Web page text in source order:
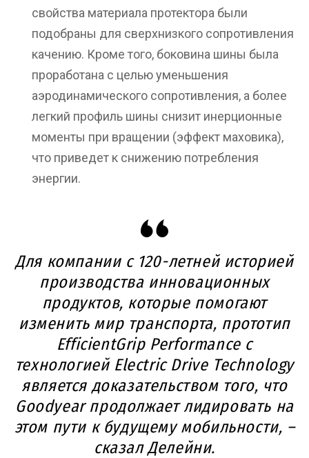
свойства материала протектора были
подобраны для сверхнизкого сопротивления
качению. Кроме того, боковина шины была
проработана с целью уменьшения
аэродинамического сопротивления, а более
легкий профиль шины снизит инерционные
моменты при вращении (эффект маховика),
что приведет к снижению потребления
энергии.
Для компании с 120-летней историей
производства инновационных
продуктов, которые помогают
изменить мир транспорта, прототип
EfficientGrip Performance с
технологией Electric Drive Technology
является доказательством того, что
Goodyear продолжает лидировать на
этом пути к будущему мобильности, –
сказал Делейни.